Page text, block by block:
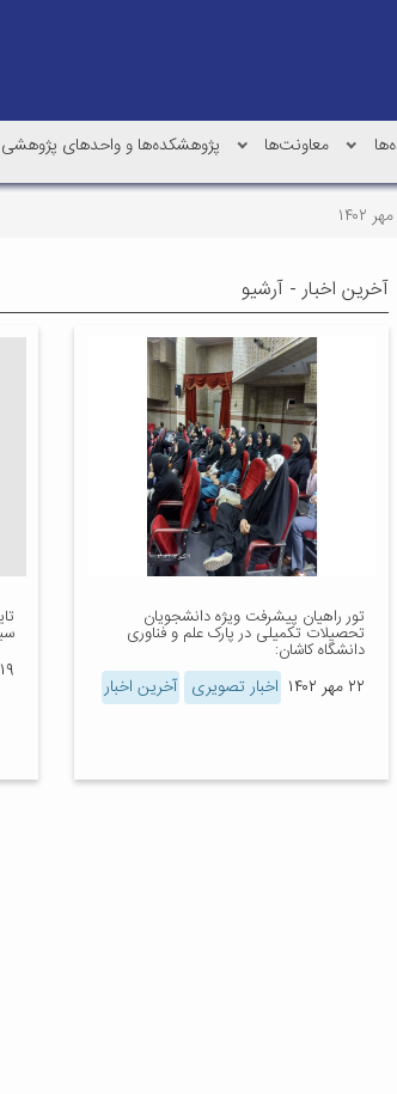
معاونت‌ها پژوهشکده‌ها و واحدهای پژوهشی
مهر ۱۴۰۲
آخرین اخبار - آرشیو
تور راهیان پیشرفت ویژه دانشجویان
تحصیلات تکمیلی در پارک علم و فناوری
دانشگاه کاشان:
۲۲ مهر ۱۴۰۲ اخبار تصویری آخرین اخبار
۱۹ مهر ۱۴۰۲